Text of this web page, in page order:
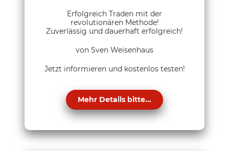
Erfolgreich Traden mit der
revolutionären Methode!
Zuverlässig und dauerhaft erfolgreich!
von Sven Weisenhaus
Jetzt informieren und kostenlos testen!
Mehr Details bitte...